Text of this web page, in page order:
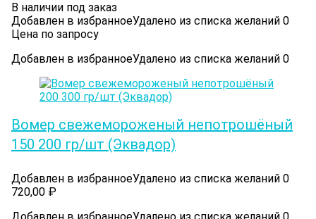
В наличии под заказ
Добавлен в избранноеУдалено из списка желаний 0
Цена по запросу
Добавлен в избранноеУдалено из списка желаний 0
Вомер cвежемороженый непотрошёный
150 200 гр/шт (Эквадор)
Добавлен в избранноеУдалено из списка желаний 0
720,00 ₽